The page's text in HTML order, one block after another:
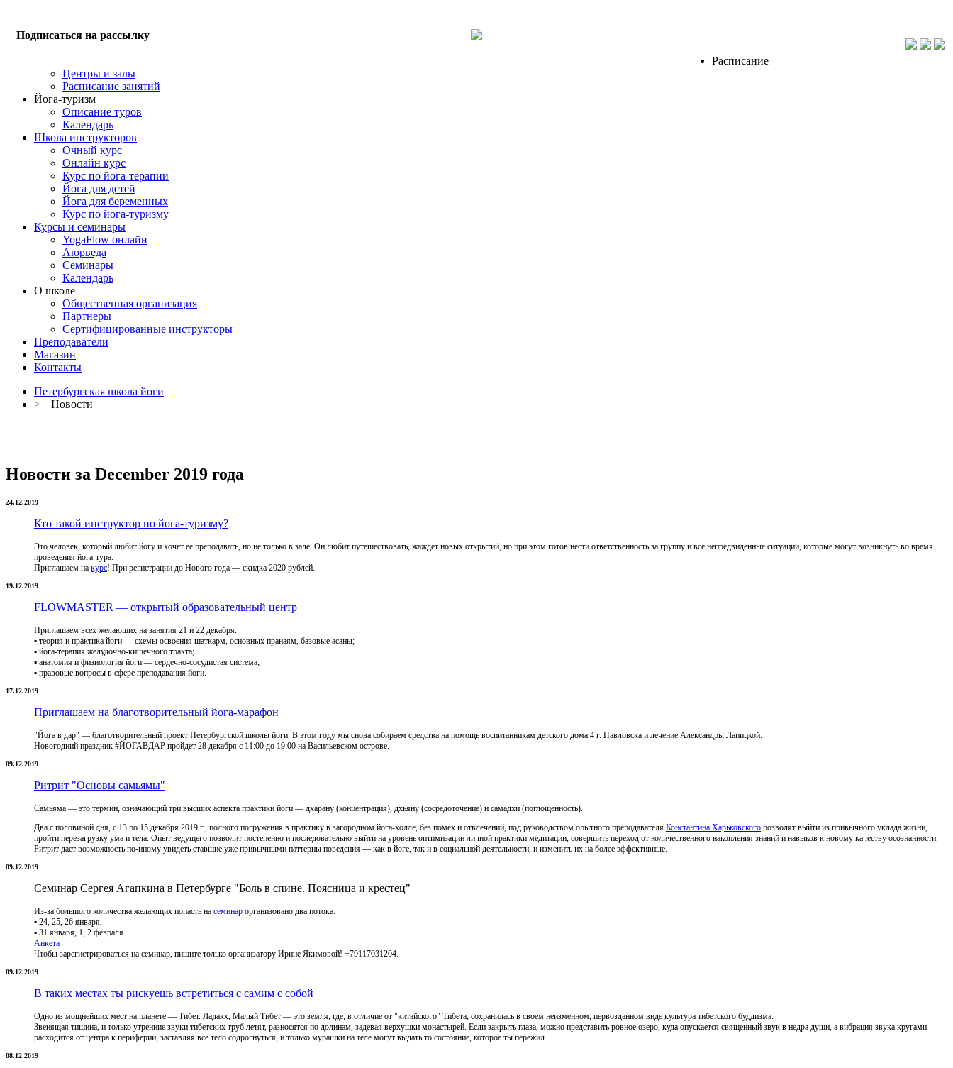
Подписаться на рассылку
Расписание
Центры и залы
Расписание занятий
Йога-туризм
Описание туров
Календарь
Школа инструкторов
Очный курс
Онлайн курс
Курс по йога-терапии
Йога для детей
Йога для беременных
Курс по йога-туризму
Курсы и семинары
YogaFlow онлайн
Аюрведа
Семинары
Календарь
О школе
Общественная организация
Партнеры
Сертифицированные инструкторы
Преподаватели
Магазин
Контакты
Петербургская школа йоги
>
Новости
Новости за December 2019 года
24.12.2019
Кто такой инструктор по йога-туризму?
Это человек, который любит йогу и хочет ее преподавать, но не только в зале. Он любит путешествовать, жаждет новых открытий, но при этом готов нести ответственность за группу и все непредвиденные ситуации, которые могут возникнуть во время
проведения йога-тура.
Приглашаем на курс! При регистрации до Нового года — скидка 2020 рублей.
19.12.2019
FLOWMASTER — открытый образовательный центр
Приглашаем всех желающих на занятия 21 и 22 декабря:
▪ теория и практика йоги — схемы освоения шаткарм, основных пранаям, базовые асаны;
▪ йога-терапия желудочно-кишечного тракта;
▪ анатомия и физиология йоги — сердечно-сосудистая система;
▪ правовые вопросы в сфере преподавания йоги.
17.12.2019
Приглашаем на благотворительный йога-марафон
"Йога в дар" — благотворительный проект Петербургской школы йоги. В этом году мы снова собираем средства на помощь воспитанникам детского дома 4 г. Павловска и лечение Александры Лапицкой.
Новогодний праздник #ЙОГАВДАР пройдет 28 декабря с 11:00 до 19:00 на Васильевском острове.
09.12.2019
Ритрит "Основы самьямы"
Самьяма — это термин, означающий три высших аспекта практики йоги — дхарану (концентрация), дхьяну (сосредоточение) и самадхи (поглощенность).
Два с половиной дня, с 13 по 15 декабря 2019 г., полного погружения в практику в загородном йога-холле, без помех и отвлечений, под руководством опытного преподавателя Константина Харьковского позволят выйти из привычного уклада жизни,
пройти перезагрузку ума и тела. Опыт ведущего позволит постепенно и последовательно выйти на уровень оптимизации личной практики медитации, совершить переход от количественного накопления знаний и навыков к новому качеству осознанности.
Ритрит дает возможность по-иному увидеть ставшие уже привычными паттерны поведения — как в йоге, так и в социальной деятельности, и изменить их на более эффективные.
09.12.2019
Семинар Сергея Агапкина в Петербурге "Боль в спине. Поясница и крестец"
Из-за большого количества желающих попасть на семинар организовано два потока:
▪ 24, 25, 26 января,
▪ 31 января, 1, 2 февраля.
Анкета
Чтобы зарегистрироваться на семинар, пишите только организатору Ирине Якимовой! +79117031204.
09.12.2019
В таких местах ты рискуешь встретиться с самим с собой
Одно из мощнейших мест на планете — Тибет. Ладакх, Малый Тибет — это земля, где, в отличие от "китайского" Тибета, сохранилась в своем неизменном, первозданном виде культура тибетского буддизма.
Звенящая тишина, и только утренние звуки тибетских труб летят, разносятся по долинам, задевая верхушки монастырей. Если закрыть глаза, можно представить ровное озеро, куда опускается священный звук в недра души, а вибрация звука кругами
расходится от центра к периферии, заставляя все тело содрогнуться, и только мурашки на теле могут выдать то состояние, которое ты пережил.
08.12.2019